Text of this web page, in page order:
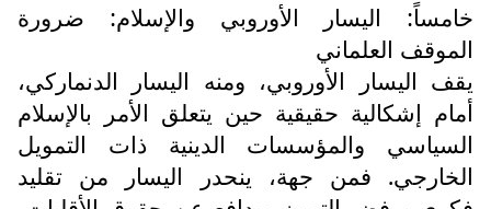
خامساً: اليسار الأوروبي والإسلام: ضرورة
الموقف العلماني
يقف اليسار الأوروبي، ومنه اليسار الدنماركي،
أمام إشكالية حقيقية حين يتعلق الأمر بالإسلام
السياسي والمؤسسات الدينية ذات التمويل
الخارجي. فمن جهة، ينحدر اليسار من تقليد